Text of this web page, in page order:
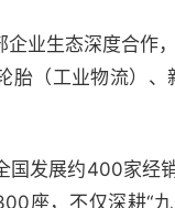
企业生态深度合作
胎（工业物流）
国发展约400家经
座，不仅深耕“